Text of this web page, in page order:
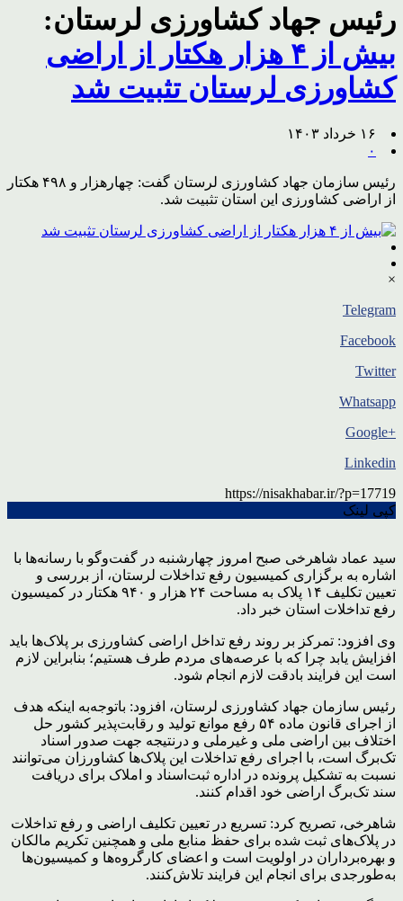
رئیس جهاد کشاورزی لرستان:
بیش از ۴ هزار هکتار از اراضی
کشاورزی لرستان تثبیت شد
۱۶ خرداد ۱۴۰۳
۰
رئیس سازمان جهاد کشاورزی لرستان گفت: چهارهزار و ۴۹۸ هکتار
از اراضی کشاورزی این استان تثبیت شد.
×
Telegram
Facebook
Twitter
Whatsapp
+Google
Linkedin
https://nisakhabar.ir/?p=17719
کپی لینک
سید عماد شاهرخی صبح امروز چهارشنبه در گفت‌وگو با رسانه‌ها با
اشاره به برگزاری کمیسیون رفع تداخلات لرستان، از بررسی و
تعیین تکلیف ۱۴ پلاک به مساحت ۲۴ هزار و ۹۴۰ هکتار در کمیسیون
رفع تداخلات استان خبر داد.
وی افزود: تمرکز بر روند رفع تداخل اراضی کشاورزی بر پلاک‌ها باید
افزایش یابد چرا که با عرصه‌های مردم طرف هستیم؛ بنابراین لازم
است این فرایند بادقت لازم انجام شود.
رئیس سازمان جهاد کشاورزی لرستان، افزود: باتوجه‌به اینکه هدف
از اجرای قانون ماده ۵۴ رفع موانع تولید و رقابت‌پذیر کشور حل
اختلاف بین اراضی ملی و غیرملی و درنتیجه جهت صدور اسناد
تک‌برگ است، با اجرای رفع تداخلات این پلاک‌ها کشاورزان می‌توانند
نسبت به تشکیل پرونده در اداره ثبت‌اسناد و املاک برای دریافت
سند تک‌برگ اراضی خود اقدام کنند.
شاهرخی، تصریح کرد: تسریع در تعیین تکلیف اراضی و رفع تداخلات
در پلاک‌های ثبت شده برای حفظ منابع ملی و همچنین تکریم مالکان
و بهره‌برداران در اولویت است و اعضای کارگروه‌ها و کمیسیون‌ها
به‌طورجدی برای انجام این فرایند تلاش‌کنند.